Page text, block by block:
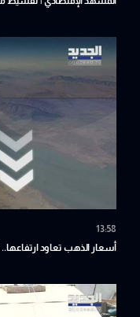
13:58
أسعار الذهب تعاود